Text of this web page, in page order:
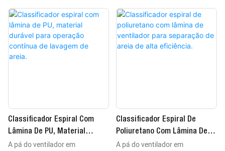
plantas de lavagem de areia,
nossa pá de ventilador em PU
oferece uma solução confiável e
eficiente para processos de
classificação. A alta elasticidade
prolongando sua vida útil. A
estrutura da pá melhora a
movimentação da lama e
essencial para manter o
funcionamento eficiente dos
classificadores espirais. Nosso
produto é fabricado com
regular o fluxo de polpa dentro
do classificador, aumentando a
eficiência da separação e
Classificador Espiral Com
Lâmina De PU, Material
Durável Para Operação
A pá do ventilador em
Classificador Espiral De
Poliuretano Com Lâmina De
Ventilador Para Separação De
A pá do ventilador em